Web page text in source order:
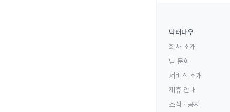
닥터나우
회사 소개
팀 문화
서비스 소개
제휴 안내
소식 · 공지